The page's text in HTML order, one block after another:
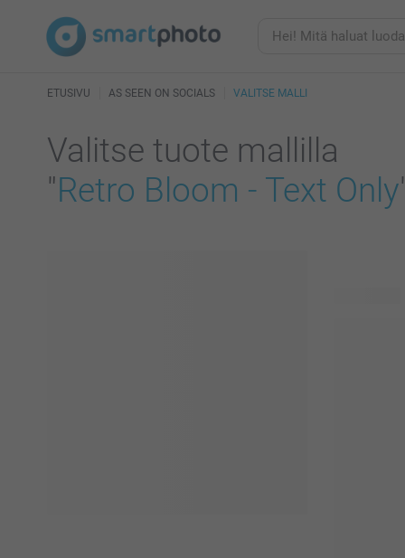
ETUSIVU AS SEEN ON SOCIALS VALITSE MALLI
Valitse tuote mallilla
"Retro Bloom - Text Only